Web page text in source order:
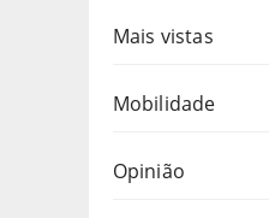
Mais vistas
Mobilidade
Opinião